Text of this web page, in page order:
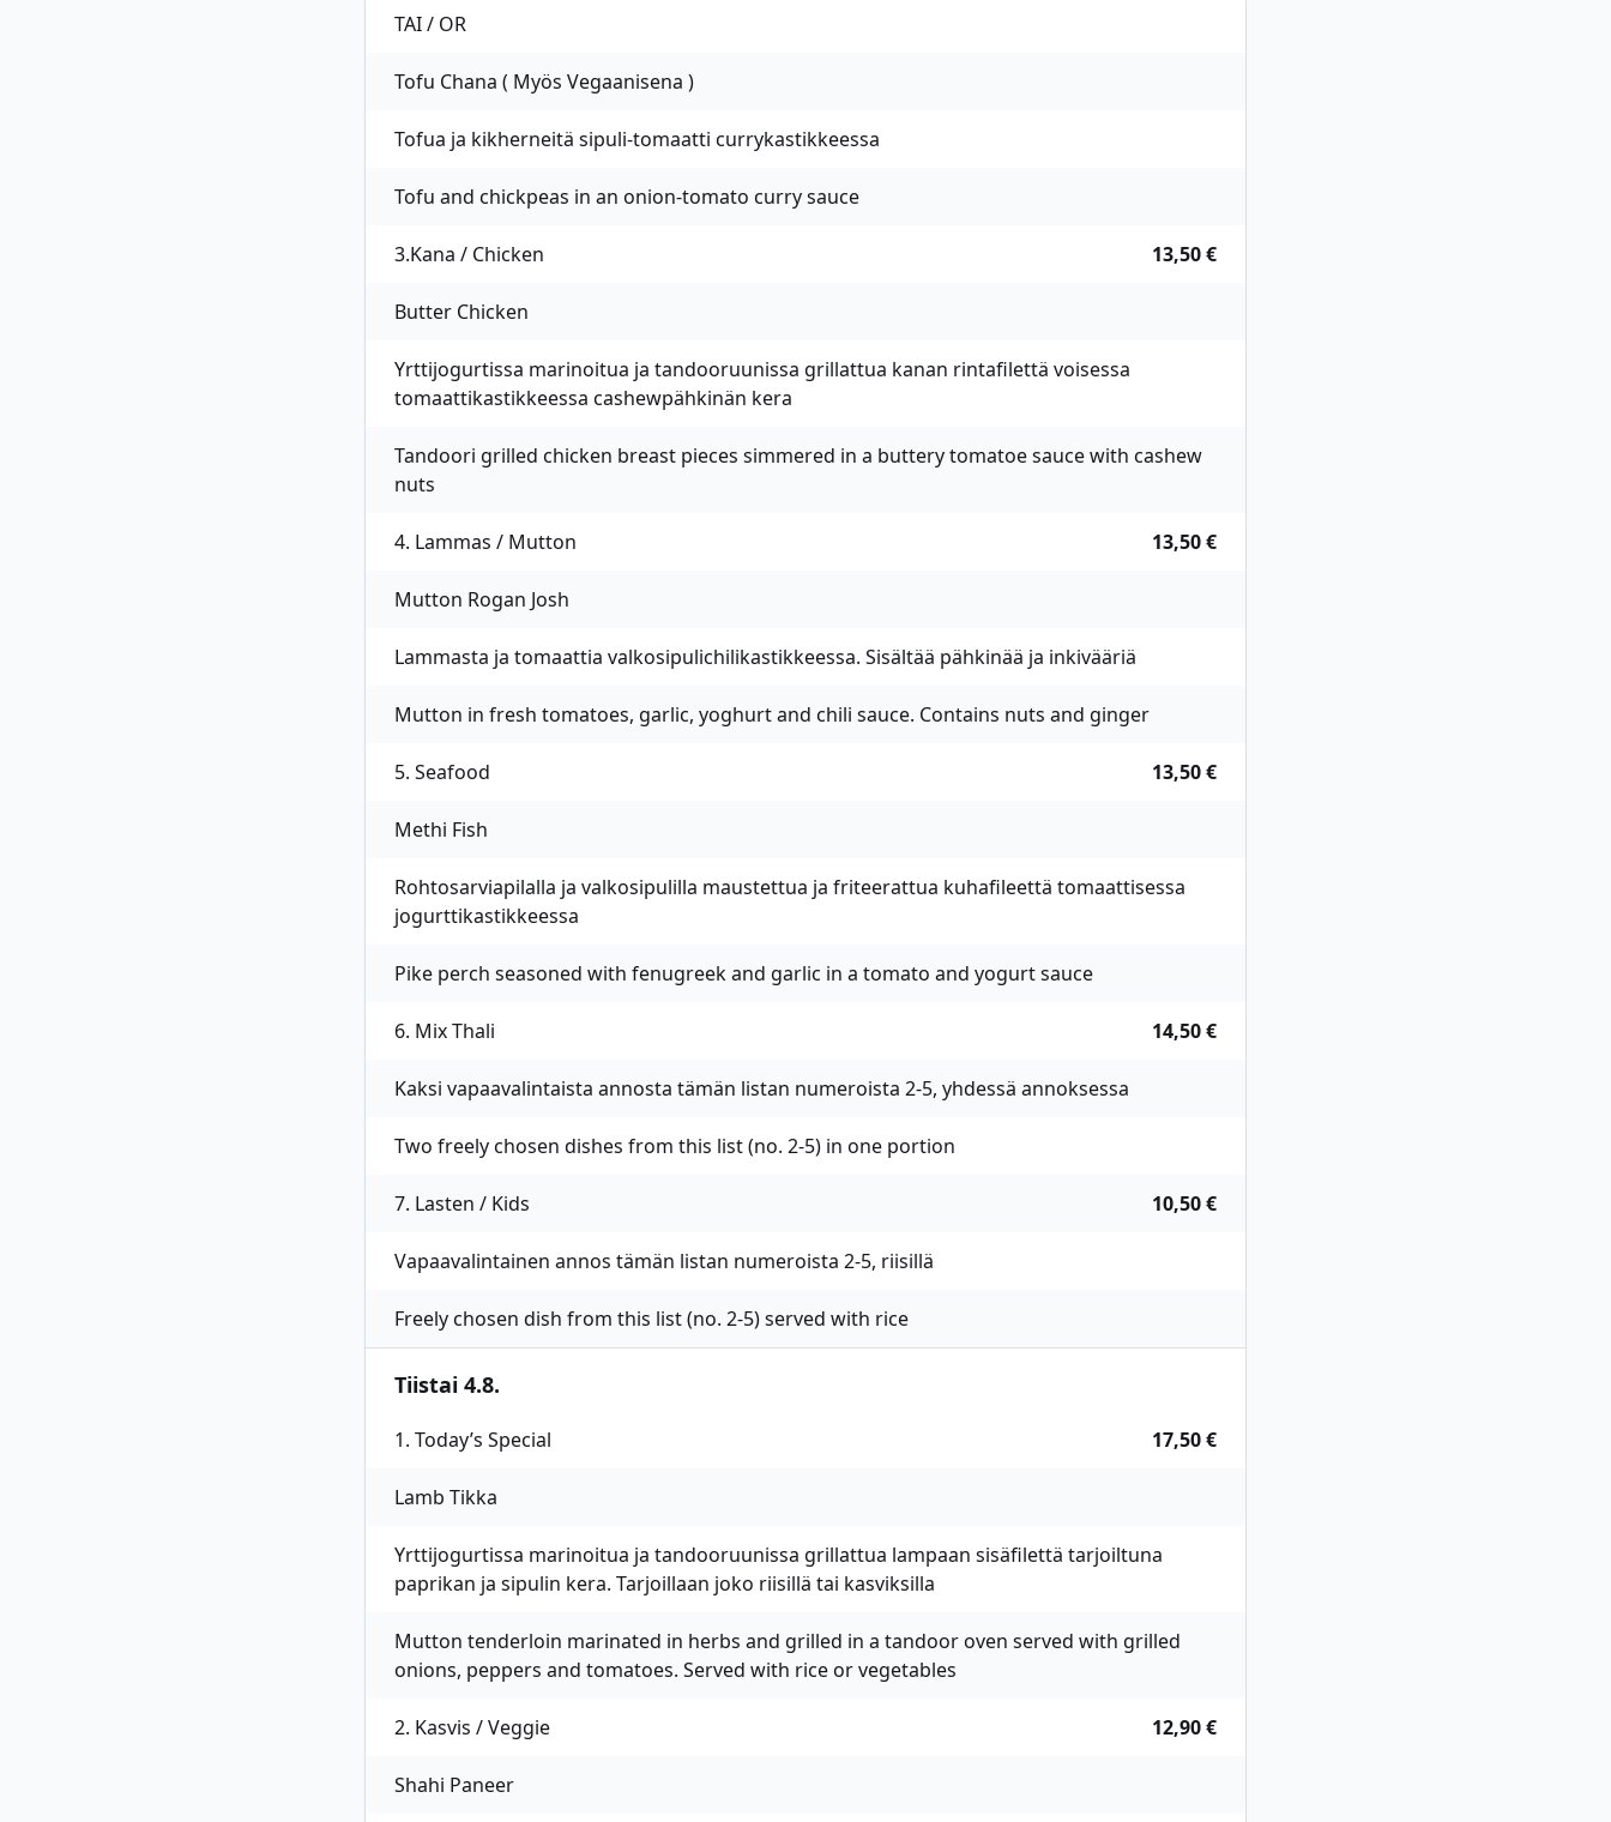
TAI / OR
Tofu Chana ( Myös Vegaanisena )
Tofua ja kikherneitä sipuli-tomaatti currykastikkeessa
Tofu and chickpeas in an onion-tomato curry sauce
3.Kana / Chicken 13,50 €
Butter Chicken
Yrttijogurtissa marinoitua ja tandooruunissa grillattua kanan rintafilettä voisessa
tomaattikastikkeessa cashewpähkinän kera
Tandoori grilled chicken breast pieces simmered in a buttery tomatoe sauce with cashew
nuts
4. Lammas / Mutton 13,50 €
Mutton Rogan Josh
Lammasta ja tomaattia valkosipulichilikastikkeessa. Sisältää pähkinää ja inkivääriä
Mutton in fresh tomatoes, garlic, yoghurt and chili sauce. Contains nuts and ginger
5. Seafood 13,50 €
Methi Fish
Rohtosarviapilalla ja valkosipulilla maustettua ja friteerattua kuhafileettä tomaattisessa
jogurttikastikkeessa
Pike perch seasoned with fenugreek and garlic in a tomato and yogurt sauce
6. Mix Thali 14,50 €
Kaksi vapaavalintaista annosta tämän listan numeroista 2-5, yhdessä annoksessa
Two freely chosen dishes from this list (no. 2-5) in one portion
7. Lasten / Kids 10,50 €
Vapaavalintainen annos tämän listan numeroista 2-5, riisillä
Freely chosen dish from this list (no. 2-5) served with rice
Tiistai 4.8.
1. Today’s Special 17,50 €
Lamb Tikka
Yrttijogurtissa marinoitua ja tandooruunissa grillattua lampaan sisäfilettä tarjoiltuna
paprikan ja sipulin kera. Tarjoillaan joko riisillä tai kasviksilla
Mutton tenderloin marinated in herbs and grilled in a tandoor oven served with grilled
onions, peppers and tomatoes. Served with rice or vegetables
2. Kasvis / Veggie 12,90 €
Shahi Paneer